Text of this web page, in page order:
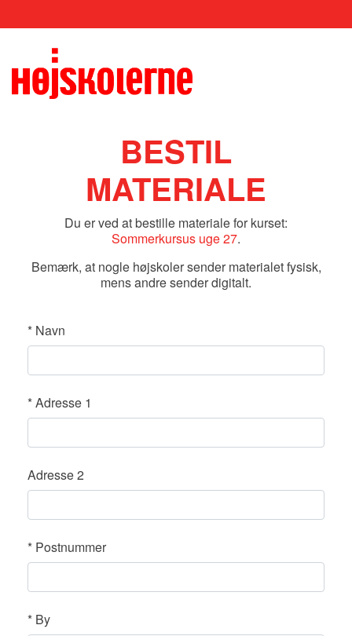
BESTIL
MATERIALE
Du er ved at bestille materiale for kurset:
Sommerkursus uge 27.
Bemærk, at nogle højskoler sender materialet fysisk,
mens andre sender digitalt.
* Navn
*Adresse 1
Adresse 2
* Postnummer
* By